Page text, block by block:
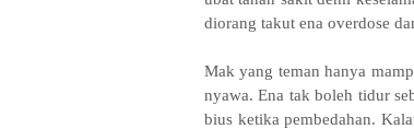
diorang takut ena overdose
Mak yang teman hanya
nyawa. Ena tak boleh tidur
bius ketika pembedahan.